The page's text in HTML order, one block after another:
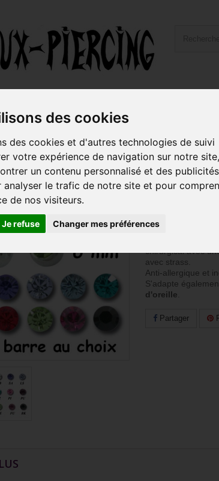
des cookies
des cookies et d'autres technologies de suivi
votre expérience de navigation sur notre site,
un contenu personnalisé et des publicités
analyser le trafic de notre site et pour
de nos visiteurs.
Je refuse Changer mes préférences
boules 2 strass SBNDJ
Barre pliée
petites
TAILLE DE
BRILLANT AU
chirurgical avec
avec strass.
Anti-allergique et
S'adapte
d'oreille
Partager